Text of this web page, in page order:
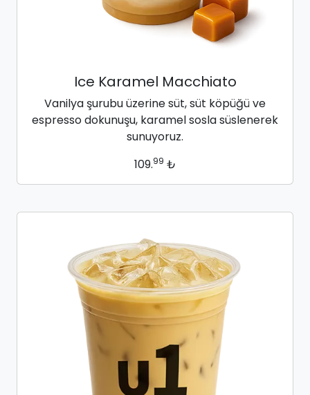
Ice Karamel Macchiato
Vanilya şurubu üzerine süt, süt köpüğü ve
espresso dokunuşu, karamel sosla süslenerek
sunuyoruz.
109.99 ₺